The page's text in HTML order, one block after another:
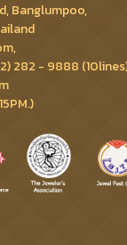
Banglumpoo,
282 - 9888